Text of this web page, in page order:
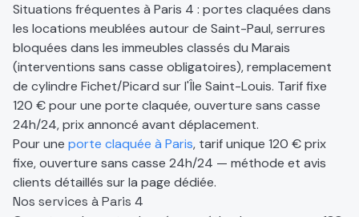
Situations fréquentes à Paris 4 : portes claquées dans
les locations meublées autour de Saint-Paul, serrures
bloquées dans les immeubles classés du Marais
(interventions sans casse obligatoires), remplacement
de cylindre Fichet/Picard sur l'Île Saint-Louis. Tarif fixe
120 € pour une porte claquée, ouverture sans casse
24h/24, prix annoncé avant déplacement.
Pour une porte claquée à Paris, tarif unique 120 € prix
fixe, ouverture sans casse 24h/24 — méthode et avis
clients détaillés sur la page dédiée.
Nos services àParis 4